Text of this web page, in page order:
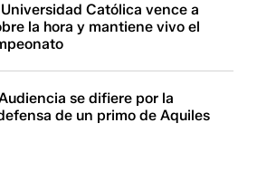
Católica vence a
la hora y mantiene vivo el
se difiere por la
de un primo de Aquiles